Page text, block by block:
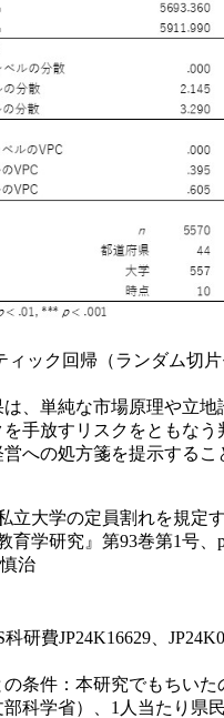
ィック回帰（ランダム切
、単純な市場原理や立地
を手放すリスクをともな
への処方箋を提示するこ
立大学の定員割れを規定
育学研究』第93巻第1号、
治
研費JP24K16629、
の条件：本研究でもちい
科学省）、1人当たり県